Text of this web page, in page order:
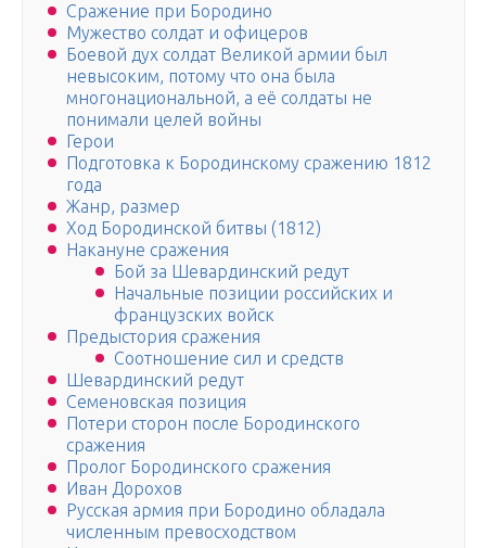
Сражение при Бородино
Мужество солдат и офицеров
Боевой дух солдат Великой армии был
невысоким, потому что она была
многонациональной, а её солдаты не
понимали целей войны
Герои
Подготовка к Бородинскому сражению 1812
года
Жанр, размер
Ход Бородинской битвы (1812)
Накануне сражения
Бой за Шевардинский редут
Начальные позиции российских и
французских войск
Предыстория сражения
Соотношение сил и средств
Шевардинский редут
Семеновская позиция
Потери сторон после Бородинского
сражения
Пролог Бородинского сражения
Иван Дорохов
Русская армия при Бородино обладала
численным превосходством